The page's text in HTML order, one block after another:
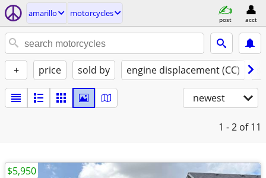
amarillo motorcycles
post acct
+ price sold by engine displacement (CC)
newest
1 - 2 of 11
$5,950